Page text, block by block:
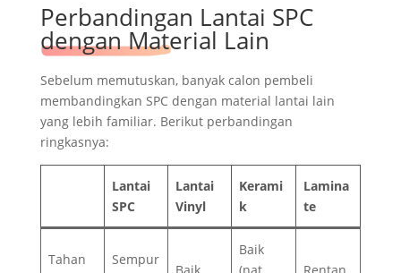
Perbandingan Lantai SPC
dengan Material Lain
Sebelum memutuskan, banyak calon pembeli
membandingkan SPC dengan material lantai lain
yang lebih familiar. Berikut perbandingan
ringkasnya:
Lantai
SPC
Lantai
Vinyl
Kerami
k
Lamina
te
Tahan
Sempur
Baik